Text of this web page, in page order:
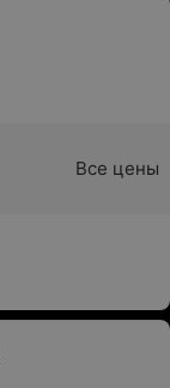
Все цены